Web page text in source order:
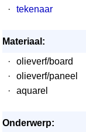
·
tekenaar
Materiaal:
·
olieverf/board
·
olieverf/paneel
·
aquarel
Onderwerp: